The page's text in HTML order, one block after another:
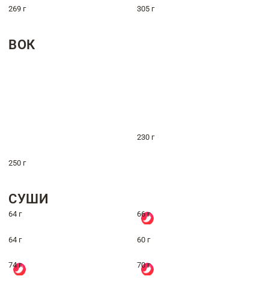
269 г 305 г
ВОК
230 г
250 г
СУШИ
64 г 66 г
64 г 60 г
74 г 70 г